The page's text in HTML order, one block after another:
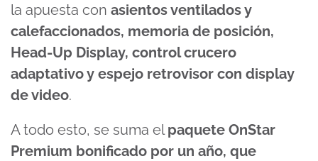
la apuesta con asientos ventilados y
calefaccionados, memoria de posición,
Head-Up Display, control crucero
adaptativo y espejo retrovisor con display
de video.
A todo esto, se suma elpaquete OnStar
Premium bonificado por un año, que